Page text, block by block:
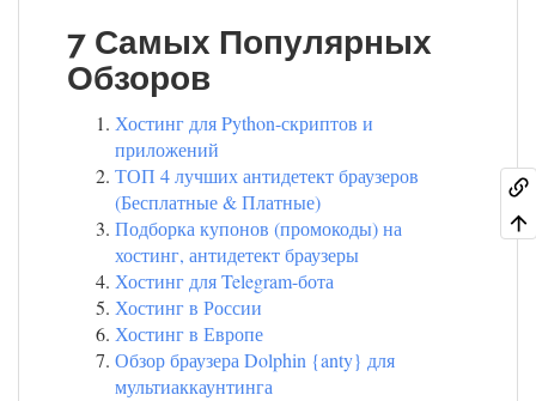
7 Самых Популярных
Обзоров
Хостинг для Python-скриптов и
приложений
ТОП 4 лучших антидетект браузеров
(Бесплатные & Платные)
Подборка купонов (промокоды) на
хостинг, антидетект браузеры
Хостинг для Telegram-бота
Хостинг в России
Хостинг в Европе
Обзор браузера Dolphin {anty} для
мультиаккаунтинга